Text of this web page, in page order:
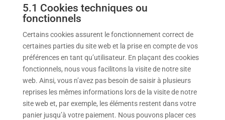
5.1 Cookies techniques ou
fonctionnels
Certains cookies assurent le fonctionnement correct de
certaines parties du site web et la prise en compte de vos
préférences en tant qu’utilisateur. En plaçant des cookies
fonctionnels, nous vous facilitons la visite de notre site
web. Ainsi, vous n’avez pas besoin de saisir à plusieurs
reprises les mêmes informations lors de la visite de notre
site web et, par exemple, les éléments restent dans votre
panier jusqu’à votre paiement. Nous pouvons placer ces